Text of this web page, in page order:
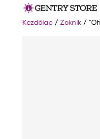
Kezdőlap/ Zoknik/